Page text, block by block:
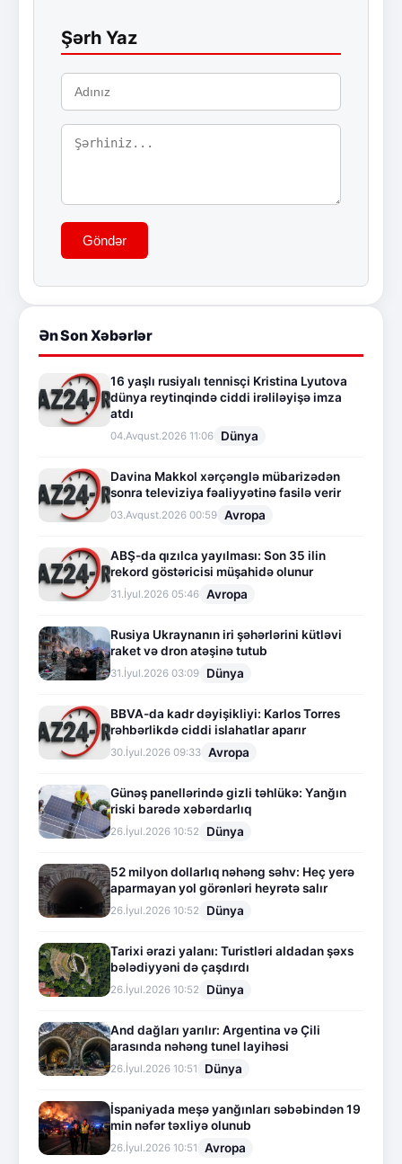
Şərh Yaz
Göndər
Ən Son Xəbərlər
16 yaşlı rusiyalı tennisçi Kristina Lyutova
dünya reytinqində ciddi irəliləyişə imza
atdı
04.Avqust.2026 11:06 Dünya
Davina Makkol xərçənglə mübarizədən
sonra televiziya fəaliyyətinə fasilə verir
03.Avqust.2026 00:59 Avropa
ABŞ-da qızılca yayılması: Son 35 ilin
rekord göstəricisi müşahidə olunur
31.İyul.2026 05:46 Avropa
Rusiya Ukraynanın iri şəhərlərini kütləvi
raket və dron atəşinə tutub
31.İyul.2026 03:09 Dünya
BBVA-da kadr dəyişikliyi: Karlos Torres
rəhbərlikdə ciddi islahatlar aparır
30.İyul.2026 09:33 Avropa
Günəş panellərində gizli təhlükə: Yanğın
riski barədə xəbərdarlıq
26.İyul.2026 10:52 Dünya
52 milyon dollarlıq nəhəng səhv: Heç yerə
aparmayan yol görənləri heyrətə salır
26.İyul.2026 10:52 Dünya
Tarixi ərazi yalanı: Turistləri aldadan şəxs
bələdiyyəni də çaşdırdı
26.İyul.2026 10:52 Dünya
And dağları yarılır: Argentina və Çili
arasında nəhəng tunel layihəsi
26.İyul.2026 10:51 Dünya
İspaniyada meşə yanğınları səbəbindən 19
min nəfər təxliyə olunub
26.İyul.2026 10:51 Avropa